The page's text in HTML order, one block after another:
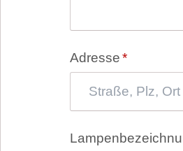
Pflichtfeld
Adresse*
Pflichtfeld